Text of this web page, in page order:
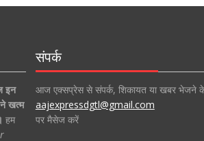
इन
खत्म
हम
संपर्क
आज एक्सप्रेस से संपर्क, शिकायत या खबर भेजने
aajexpressdgtl@gmail.com
पर मैसेज करें